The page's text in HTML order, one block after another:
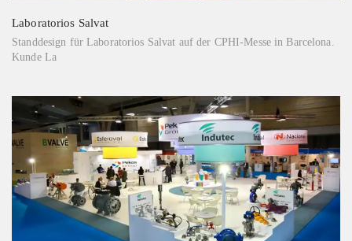
Laboratorios Salvat
Standdesign für Laboratorios Salvat auf der CPHI-Messe in Barcelona.
Kunde La